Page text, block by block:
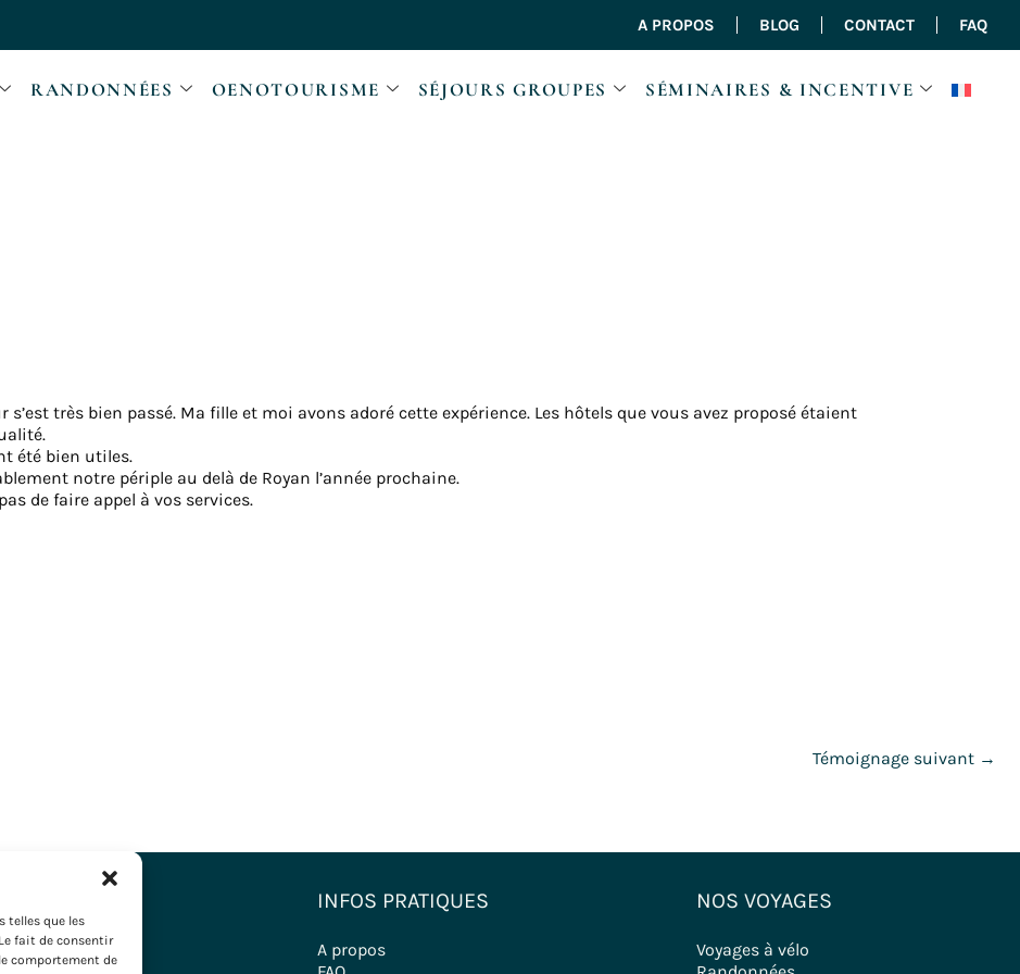
telles que les
fait de consentir
comportement de
A PROPOS BLOG CONTACT FAQ
RANDONNÉES OENOTOURISME SÉJOURS GROUPES SÉMINAIRES & INCENTIVE
très bien passé. Ma fille et moi avons adoré cette expérience. Les hôtels que vous avez proposé étaient
été bien utiles.
notre périple au delà de Royan l’année prochaine.
de faire appel à vos services.
Témoignage suivant →
Destinations
INFOS PRATIQUES
A propos
NOS VOYAGES
Voyages à vélo